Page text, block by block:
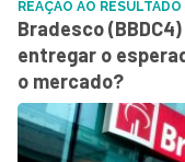
REAÇÃO AO RESULTADO
Bradesco
entregar o
o mercado?